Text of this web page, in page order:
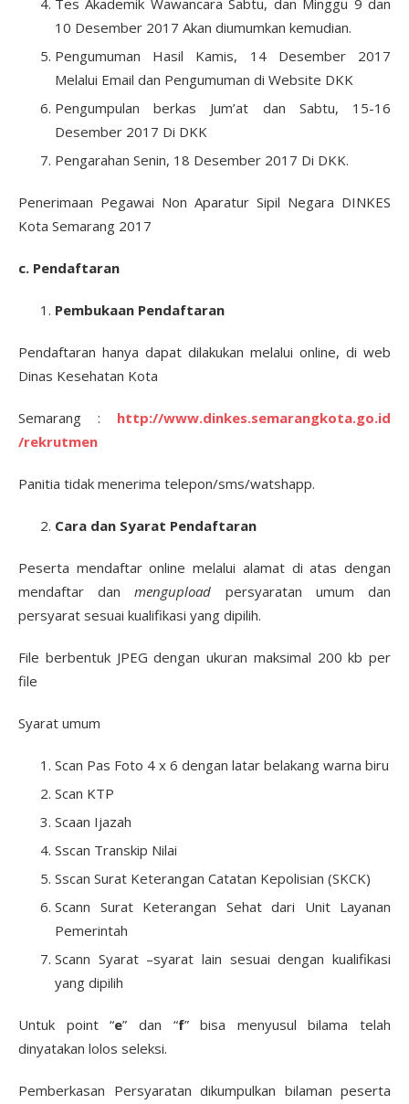
Tes Akademik Wawancara Sabtu, dan Minggu 9 dan
10 Desember 2017 Akan diumumkan kemudian.
Pengumuman Hasil Kamis, 14 Desember 2017
Melalui Email dan Pengumuman di Website DKK
Pengumpulan berkas Jum’at dan Sabtu, 15-16
Desember 2017 Di DKK
Pengarahan Senin, 18 Desember 2017 Di DKK.
Penerimaan Pegawai Non Aparatur Sipil Negara DINKES
Kota Semarang 2017
c. Pendaftaran
Pembukaan Pendaftaran
Pendaftaran hanya dapat dilakukan melalui online, di web
Dinas Kesehatan Kota
Semarang : http://www.dinkes.semarangkota.go.id
/rekrutmen
Panitia tidak menerima telepon/sms/watshapp.
Cara dan Syarat Pendaftaran
Peserta mendaftar online melalui alamat di atas dengan
mendaftar danmengupload persyaratan umum dan
persyarat sesuai kualifikasi yang dipilih.
File berbentuk JPEG dengan ukuran maksimal 200 kb per
file
Syarat umum
Scan Pas Foto 4 x 6 dengan latar belakang warna biru
Scan KTP
Scaan Ijazah
Sscan Transkip Nilai
Sscan Surat Keterangan Catatan Kepolisian (SKCK)
Scann Surat Keterangan Sehat dari Unit Layanan
Pemerintah
Scann Syarat –syarat lain sesuai dengan kualifikasi
yang dipilih
Untuk point “e” dan “f” bisa menyusul bilama telah
dinyatakan lolos seleksi.
Pemberkasan Persyaratan dikumpulkan bilaman peserta